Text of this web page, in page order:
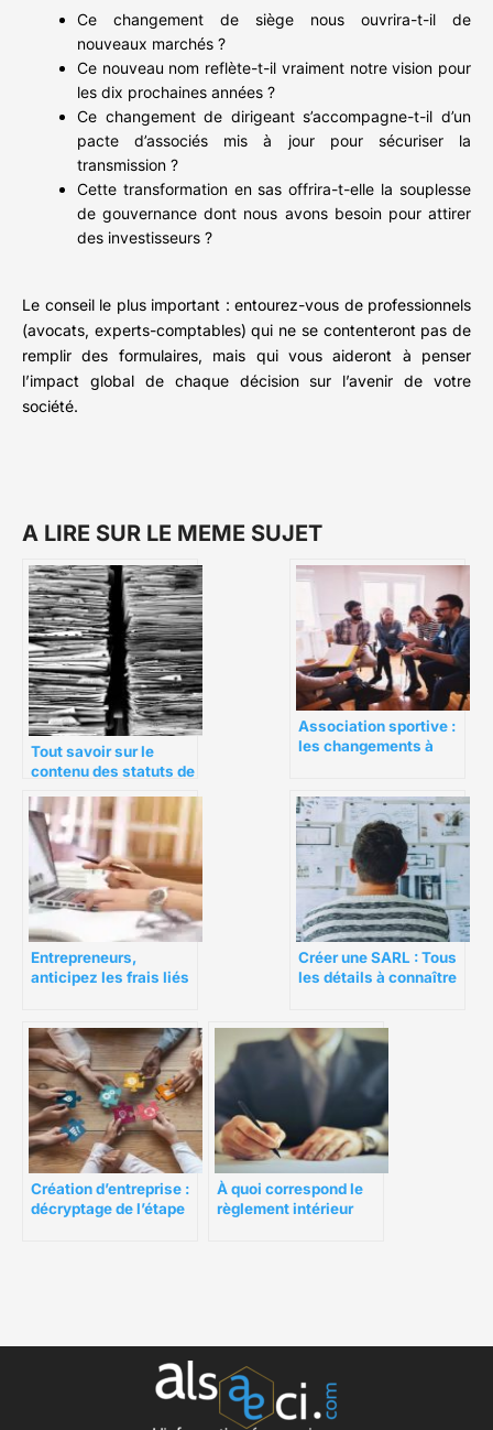
Ce changement de siège nous ouvrira-t-il de
nouveaux marchés ?
Ce nouveau nom reflète-t-il vraiment notre vision pour
les dix prochaines années ?
Ce changement de dirigeant s’accompagne-t-il d’un
pacte d’associés mis à jour pour sécuriser la
transmission ?
Cette transformation en sas offrira-t-elle la souplesse
de gouvernance dont nous avons besoin pour attirer
des investisseurs ?
Le conseil le plus important : entourez-vous de professionnels
(avocats, experts-comptables) qui ne se contenteront pas de
remplir des formulaires, mais qui vous aideront à penser
l’impact global de chaque décision sur l’avenir de votre
société.
A LIRE SUR LE MEME SUJET
Tout savoir sur le
contenu des statuts de
Association sportive :
les changements à
Entrepreneurs,
anticipez les frais liés
entreprise
Créer une SARL : Tous
les détails à connaître
Création d’entreprise :
décryptage de l’étape
À quoi correspond le
règlement intérieur